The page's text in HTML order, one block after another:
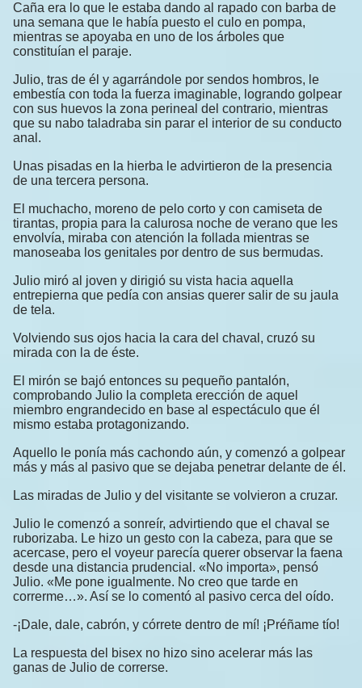
Caña era lo que le estaba dando al rapado con barba de
una semana que le había puesto el culo en pompa,
mientras se apoyaba en uno de los árboles que
constituían el paraje.
Julio, tras de él y agarrándole por sendos hombros, le
embestía con toda la fuerza imaginable, logrando golpear
con sus huevos la zona perineal del contrario, mientras
que su nabo taladraba sin parar el interior de su conducto
anal.
Unas pisadas en la hierba le advirtieron de la presencia
de una tercera persona.
El muchacho, moreno de pelo corto y con camiseta de
tirantas, propia para la calurosa noche de verano que les
envolvía, miraba con atención la follada mientras se
manoseaba los genitales por dentro de sus bermudas.
Julio miró al joven y dirigió su vista hacia aquella
entrepierna que pedía con ansias querer salir de su jaula
de tela.
Volviendo sus ojos hacia la cara del chaval, cruzó su
mirada con la de éste.
El mirón se bajó entonces su pequeño pantalón,
comprobando Julio la completa erección de aquel
miembro engrandecido en base al espectáculo que él
mismo estaba protagonizando.
Aquello le ponía más cachondo aún, y comenzó a golpear
más y más al pasivo que se dejaba penetrar delante de él.
Las miradas de Julio y del visitante se volvieron a cruzar.
Julio le comenzó a sonreír, advirtiendo que el chaval se
ruborizaba. Le hizo un gesto con la cabeza, para que se
acercase, pero el voyeur parecía querer observar la faena
desde una distancia prudencial. «No importa», pensó
Julio. «Me pone igualmente. No creo que tarde en
correrme…». Así se lo comentó al pasivo cerca del oído.
-¡Dale, dale, cabrón, y córrete dentro de mí! ¡Préñame tío!
La respuesta del bisex no hizo sino acelerar más las
ganas de Julio de correrse.